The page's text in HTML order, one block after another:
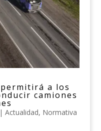
a los
camiones
| Actualidad, Normativa